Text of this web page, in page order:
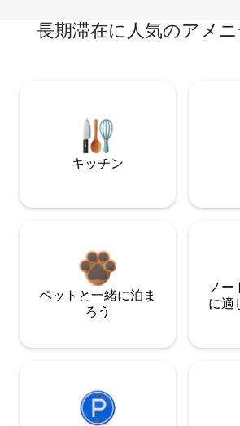
長期滞在に人気のアメ
キッチン
ペットと一緒に泊ま
ろう
ノー
に適